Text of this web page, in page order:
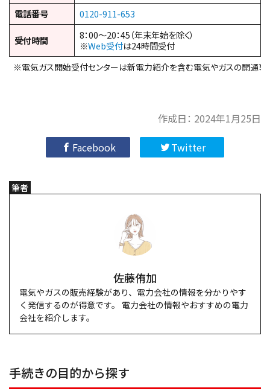
電話番号
0120-911-653
受付時間
8：00～20：45（年末年始を除く）
※Web受付は24時間受付
※電気ガス開始受付センターは新電力紹介を含む電気やガスの開通専
作成日： 2024年1月25日
Facebook
Twitter
筆者
佐藤侑加
電気やガスの販売経験があり、電力会社の情報を分かりやす
く発信するのが得意です。 電力会社の情報やおすすめの電力
会社を紹介します。
手続きの目的から探す